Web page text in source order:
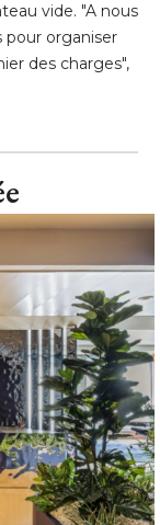
vide. "A nous
pour organiser
des charges",